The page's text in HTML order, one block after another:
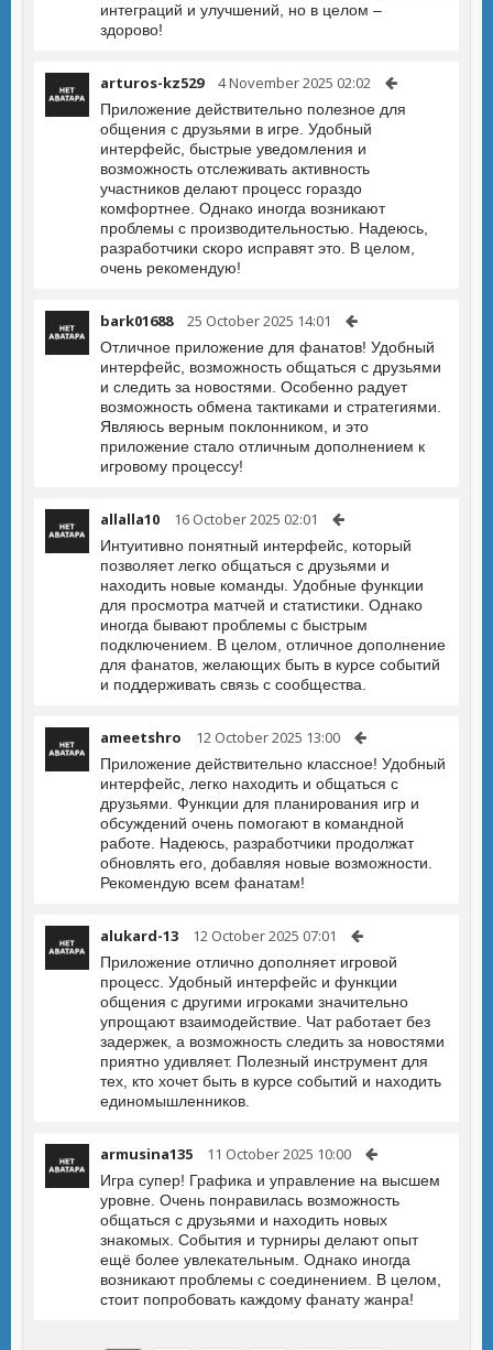
интеграций и улучшений, но в целом –
здорово!
arturos-kz529 4 November 2025 02:02
Приложение действительно полезное для
общения с друзьями в игре. Удобный
интерфейс, быстрые уведомления и
возможность отслеживать активность
участников делают процесс гораздо
комфортнее. Однако иногда возникают
проблемы с производительностью. Надеюсь,
разработчики скоро исправят это. В целом,
очень рекомендую!
bark01688 25 October 2025 14:01
Отличное приложение для фанатов! Удобный
интерфейс, возможность общаться с друзьями
и следить за новостями. Особенно радует
возможность обмена тактиками и стратегиями.
Являюсь верным поклонником, и это
приложение стало отличным дополнением к
игровому процессу!
allalla10 16 October 2025 02:01
Интуитивно понятный интерфейс, который
позволяет легко общаться с друзьями и
находить новые команды. Удобные функции
для просмотра матчей и статистики. Однако
иногда бывают проблемы с быстрым
подключением. В целом, отличное дополнение
для фанатов, желающих быть в курсе событий
и поддерживать связь с сообщества.
ameetshro 12 October 2025 13:00
Приложение действительно классное! Удобный
интерфейс, легко находить и общаться с
друзьями. Функции для планирования игр и
обсуждений очень помогают в командной
работе. Надеюсь, разработчики продолжат
обновлять его, добавляя новые возможности.
Рекомендую всем фанатам!
alukard-13 12 October 2025 07:01
Приложение отлично дополняет игровой
процесс. Удобный интерфейс и функции
общения с другими игроками значительно
упрощают взаимодействие. Чат работает без
задержек, а возможность следить за новостями
приятно удивляет. Полезный инструмент для
тех, кто хочет быть в курсе событий и находить
единомышленников.
armusina135 11 October 2025 10:00
Игра супер! Графика и управление на высшем
уровне. Очень понравилась возможность
общаться с друзьями и находить новых
знакомых. События и турниры делают опыт
ещё более увлекательным. Однако иногда
возникают проблемы с соединением. В целом,
стоит попробовать каждому фанату жанра!